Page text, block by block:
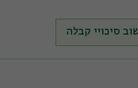
סיכויי קבלה